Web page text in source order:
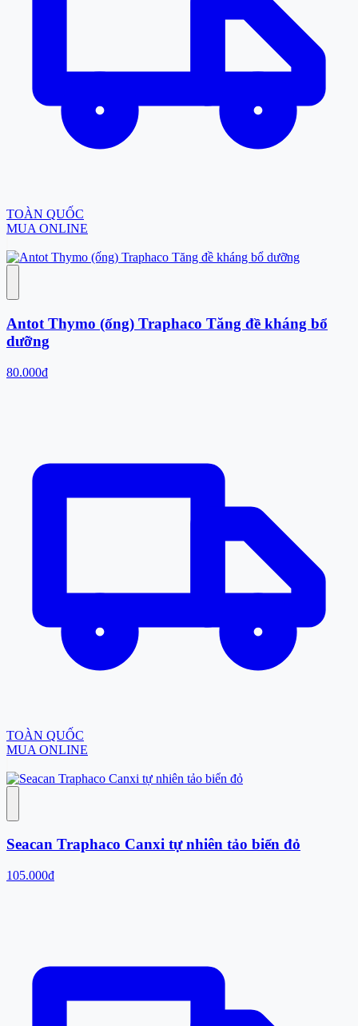
TOÀN QUỐC
MUA ONLINE
Antot Thymo (ống) Traphaco Tăng đề kháng bổ
dưỡng
80.000đ
TOÀN QUỐC
MUA ONLINE
Seacan Traphaco Canxi tự nhiên tảo biển đỏ
105.000đ